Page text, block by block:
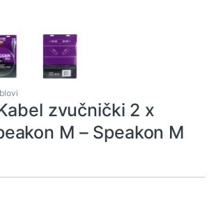
zvučnički 2 x
M – Speakon M